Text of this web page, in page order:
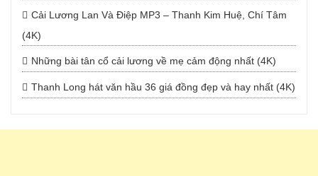
Cải Lương Lan Và Điệp MP3 – Thanh Kim Huệ, Chí Tâm
(4K)
Những bài tân cổ cải lương về mẹ cảm động nhất (4K)
Thanh Long hát văn hầu 36 giá đồng đẹp và hay nhất (4K)